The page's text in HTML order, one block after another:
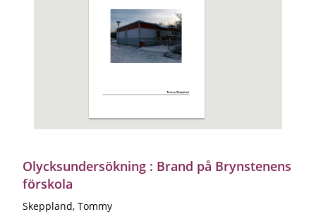
Olycksundersökning : Brand på Brynstenens
förskola
Skeppland, Tommy